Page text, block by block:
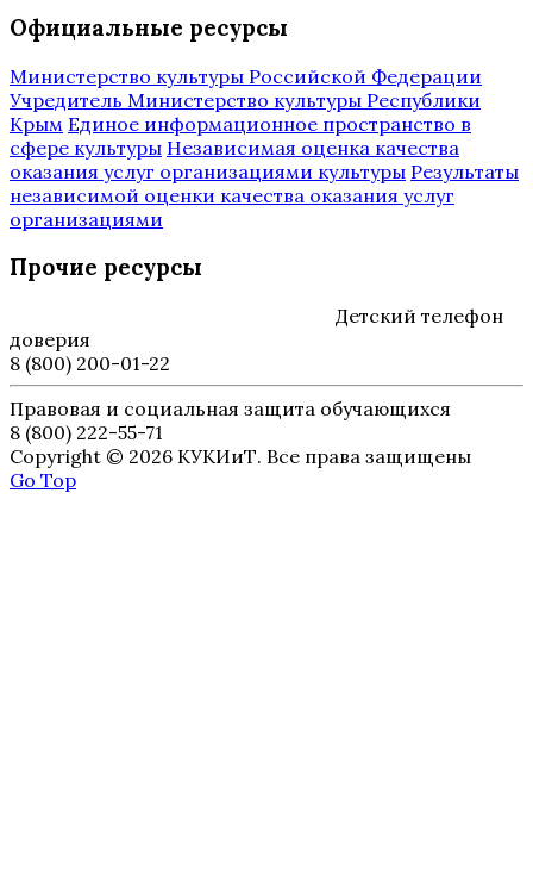
Официальные ресурсы
Министерство культуры Российской Федерации
Учредитель Министерство культуры Республики
Крым Единое информационное пространство в
сфере культуры Независимая оценка качества
оказания услуг организациями культуры Результаты
независимой оценки качества оказания услуг
организациями
Прочие ресурсы
Детский телефон
доверия
8 (800) 200-01-22
Правовая и социальная защита обучающихся
8 (800) 222-55-71
Copyright © 2026 КУКИиТ. Все права защищены
Go Top